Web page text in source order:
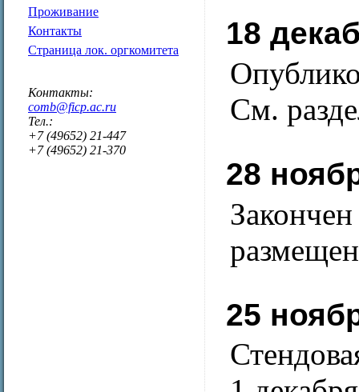
Проживание
Контакты
Страница лок. оргкомитета
Контакты:
comb@ficp.ac.ru
Тел.:
+7 (49652) 21-447
+7 (49652) 21-370
18
См.
28
25